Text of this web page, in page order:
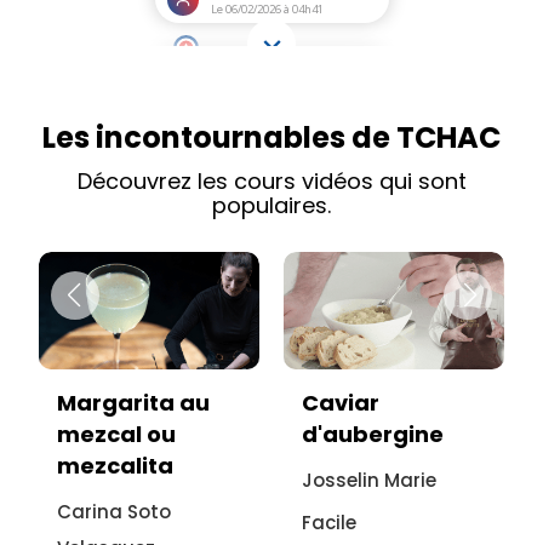
Les incontournables de TCHAC
Découvrez les cours vidéos qui sont
populaires.
Caviar
d'aubergine
Josselin Marie
Facile
Vitello tonnato
sans viande :
recette
italienne à
l'aubergine